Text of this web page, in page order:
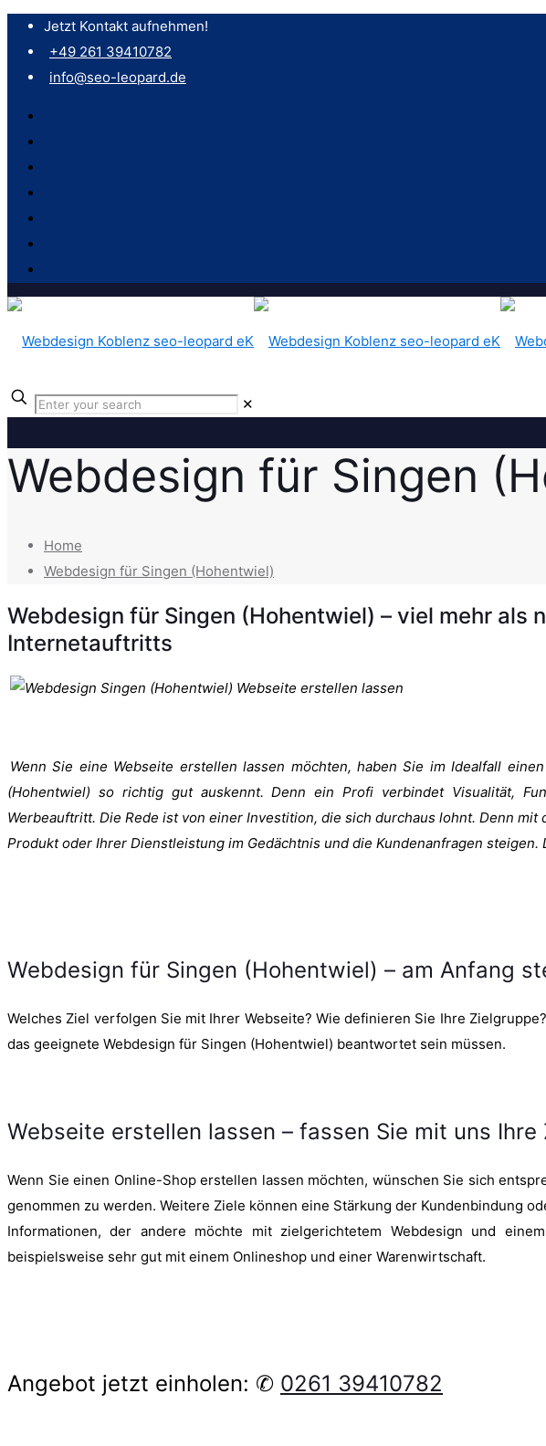
Jetzt Kontakt aufnehmen!
+49 261 39410782
info@seo-leopard.de
✕
Webdesign für Singen
Home
Webdesign für Singen (Hohentwiel)
Webdesign für Singen (Hohentwiel) – viel mehr als
Internetauftritts
Wenn Sie eine Webseite erstellen lassen möchten, haben Sie im Idealfall
(Hohentwiel) so richtig gut auskennt. Denn ein Profi verbindet Visualität,
Werbeauftritt. Die Rede ist von einer Investition, die sich durchaus lohnt. Denn
Produkt oder Ihrer Dienstleistung im Gedächtnis und die Kundenanfragen steigen.
Webdesign für Singen (Hohentwiel) – am Anfang
Welches Ziel verfolgen Sie mit Ihrer Webseite? Wie definieren Sie Ihre
das geeignete Webdesign für Singen (Hohentwiel) beantwortet sein müssen.
Webseite erstellen lassen – fassen Sie mit uns Ihre
Wenn Sie einen Online-Shop erstellen lassen möchten, wünschen Sie sich
genommen zu werden. Weitere Ziele können eine Stärkung der Kundenbindung
Informationen, der andere möchte mit zielgerichtetem Webdesign und
beispielsweise sehr gut mit einem Onlineshop und einer Warenwirtschaft.
Angebot jetzt einholen: ✆ 0261 39410782